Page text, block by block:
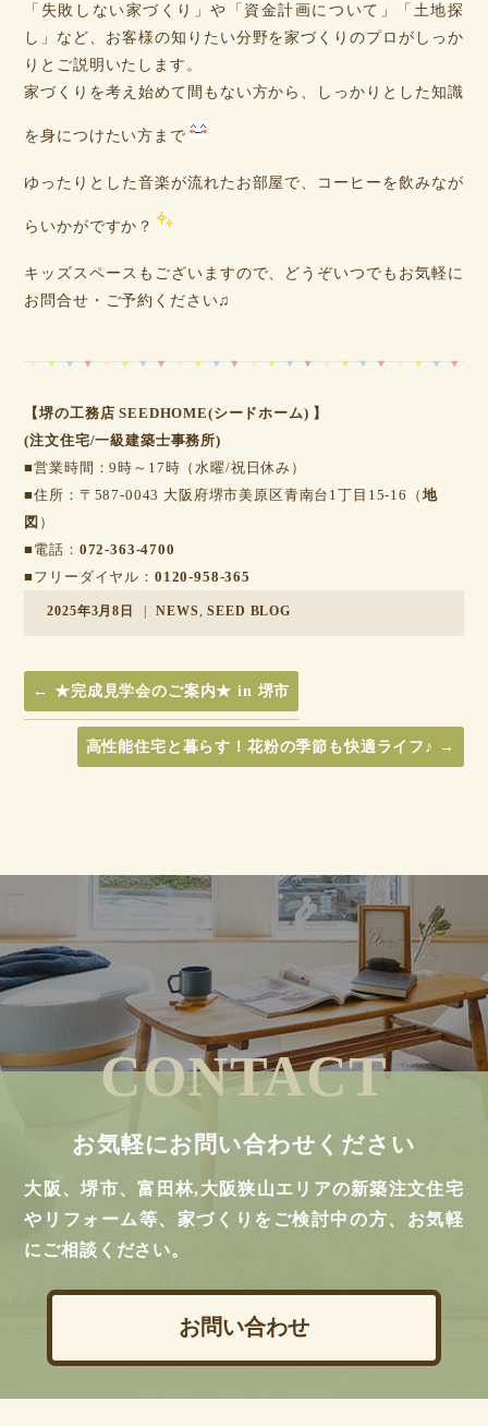
「失敗しない家づくり」や「資金計画について」「土地探
し」など、お客様の知りたい分野を家づくりのプロがしっか
りとご説明いたします。
家づくりを考え始めて間もない方から、しっかりとした知識
を身につけたい方まで
ゆったりとした音楽が流れたお部屋で、コーヒーを飲みなが
らいかがですか？
キッズスペースもございますので、どうぞいつでもお気軽に
お問合せ・ご予約ください♫
【堺の工務店 SEEDHOME(シードホーム) 】
(注文住宅/一級建築士事務所)
■営業時間：9時～17時（水曜/祝日休み）
■住所：〒587-0043 大阪府堺市美原区青南台1丁目15-16（ 地
図 ）
■電話： 072-363-4700
■フリーダイヤル： 0120-958-365
2025年3月8日 NEWS,SEED BLOG
← ★完成見学会のご案内★ in 堺市
高性能住宅と暮らす！花粉の季節も快適ライフ♪ →
CONTACT
お気軽にお問い合わせください
大阪、堺市、富田林,大阪狭山エリアの新築注文住宅
やリフォーム等、家づくりをご検討中の方、お気軽
にご相談ください。
お問い合わせ